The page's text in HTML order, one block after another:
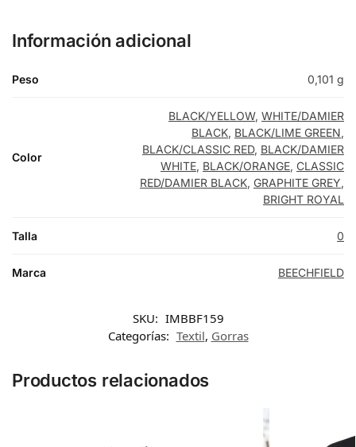
Información adicional
Peso 0,101 g
Color
BLACK/YELLOW, WHITE/DAMIER
BLACK, BLACK/LIME GREEN,
BLACK/CLASSIC RED, BLACK/DAMIER
WHITE, BLACK/ORANGE, CLASSIC
RED/DAMIER BLACK, GRAPHITE GREY,
BRIGHT ROYAL
Talla 0
Marca BEECHFIELD
SKU: IMBBF159
Categorías: Textil, Gorras
Productos relacionados